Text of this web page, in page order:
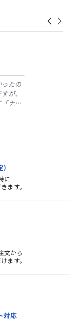
Carousel
arrows
たの
が、
ナチ
た。
品
いま
きは
に
ます。
文から
ます。
対応